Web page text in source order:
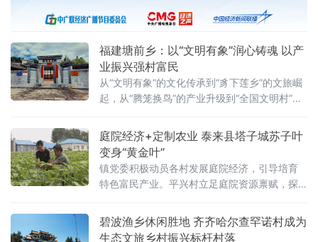
学、客家民俗展演、乡村体育赛事多元业态，
打造沉浸式一站式夏日农文旅盛宴，以果为
幕式落幕
福建塘前乡：以“文明有象”润心铸魂 以产
业振兴强村富民
从“文明有象”的文化传承到“豸下莲乡”的文旅崛
起，从“腾笼换鸟”的产业升级到“全国文明村”的
闽西红土地上书写着乡村振兴的生动答卷。
庭院经济+定制农业 泰来县塔子城苏子叶
变身“黄金叶”
镇党委积极动员各村发展庭院经济，引导培育
特色富民产业。平兴村立足庭院资源禀赋，探
向销售”融合发展路径，以小庭院撬动大产业，
以定制化保障稳增收，走出一条特色鲜明、多
碧波渔乡休闲胜地 齐齐哈尔查罕诺村成为
生态文旅乡村振兴标杆村落